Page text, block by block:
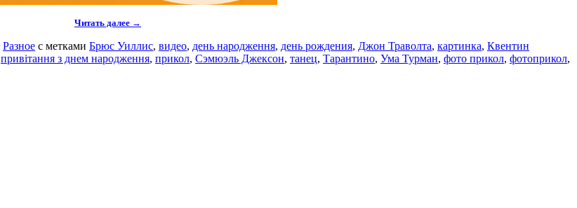
Читать далее →
Разное с метками Брюс Уиллис, видео, день народження, день рождения, Джон Траволта, картинка, Квентин
привітання з днем народження, прикол, Сэмюэль Джексон, танец, Тарантино, Ума Турман, фото прикол, фотоприкол,